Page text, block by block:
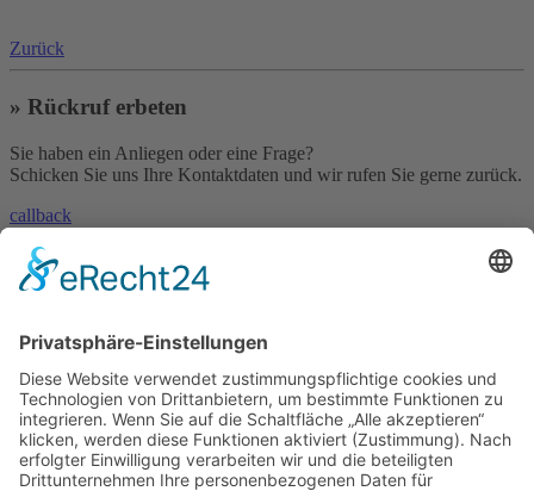
Zurück
» Rückruf erbeten
Sie haben ein Anliegen oder eine Frage?
Schicken Sie uns Ihre Kontaktdaten und wir rufen Sie gerne zurück.
callback
» Kontakt aufnehmen
contact
»Skype
Und es geht auch per Skype!
Rufen Sie uns einfach an - natürlich weltweit zum Null-Tarif!